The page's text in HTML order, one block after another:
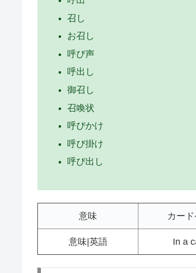
召し
お召し
呼び声
呼出し
御召し
召喚状
呼びかけ
呼び掛け
呼び出し
意味 カー
意味|英語 In a